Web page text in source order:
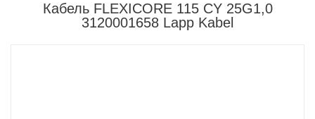
Кабель FLEXICORE 115 CY 25G1,0
3120001658 Lapp Kabel